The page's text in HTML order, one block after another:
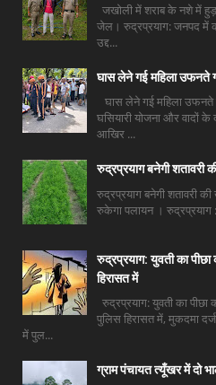
जखोली में शराब के नशे में
जेल। रुद्रप्रयाग: जनपद में
उद्द...
घास लेने गई महिला उफनते
घास लेने गई महिला उफनते
घसियारी योजना और वादों
आखिर ...
रुद्रप्रयाग बनेगी शतावरी
रुद्रप्रयाग बनेगी शतावरी
रुकेगा पलायन । रुद्रप्रयाग :
रुद्रप्रयाग: युवती का
हिरासत में
रुद्रप्रयाग: युवती का
पुलिस हिरासत में, मुकदमा
में पुल...
ग्राम पंचायत त्यूँखर में दो